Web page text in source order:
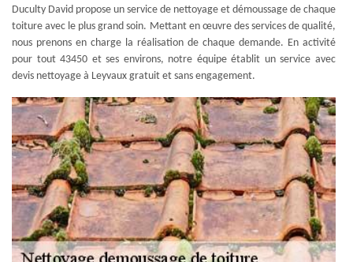
Duculty David propose un service de nettoyage et démoussage de chaque
toiture avec le plus grand soin. Mettant en œuvre des services de qualité,
nous prenons en charge la réalisation de chaque demande. En activité
pour tout 43450 et ses environs, notre équipe établit un service avec
devis nettoyage à Leyvaux gratuit et sans engagement.